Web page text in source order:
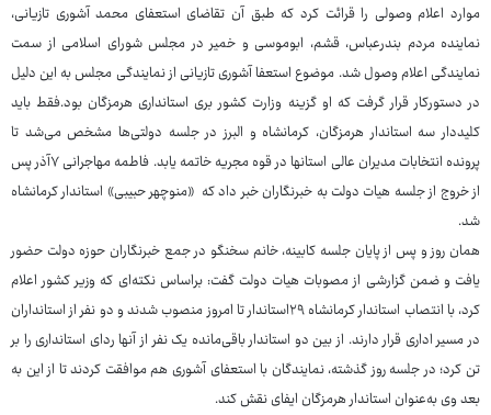
موارد اعلام وصولی را قرائت کرد که طبق آن تقاضای استعفای محمد آشوری تازیانی،
نماینده مردم بندرعباس، قشم، ابوموسی و خمیر در مجلس شورای اسلامی از سمت
نمایندگی اعلام وصول شد. موضوع استعفا آشوری تازیانی از نمایندگی مجلس به این دلیل
در دستورکار قرار گرفت که او گزینه وزارت کشور بری استانداری هرمزگان بود.فقط باید
کلیددار سه استاندار هرمزگان، کرمانشاه و البرز در جلسه دولتی‌ها مشخص می‌شد تا
پرونده انتخابات مدیران عالی استانها در قوه مجریه خاتمه یابد. فاطمه مهاجرانی ۷آذر پس
از خروج از جلسه هیات دولت به خبرنگاران خبر داد که «منوچهر حبیبی» استاندار کرمانشاه
شد.
همان روز و پس از پایان جلسه کابینه، خانم سخنگو در جمع خبرنگاران حوزه دولت حضور
یافت و ضمن گزارشی از مصوبات هیات دولت گفت: براساس نکته‌ای که وزیر کشور اعلام
کرد، با انتصاب استاندار کرمانشاه ۲۹استاندار تا امروز منصوب شدند و دو نفر از استانداران
در مسیر اداری قرار دارند. از بین دو استاندار باقی‌مانده یک نفر از آنها ردای استانداری را بر
تن کرد؛ در جلسه روز گذشته، نمایندگان با استعفای آشوری هم موافقت کردند تا از این به
بعد وی به‌عنوان استاندار هرمزگان ایفای نقش کند.